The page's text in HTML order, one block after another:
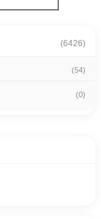
(6426)
(54)
(0)